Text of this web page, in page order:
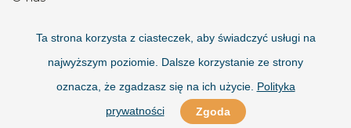
Ta strona korzysta z ciasteczek, aby świadczyć usługi na
najwyższym poziomie. Dalsze korzystanie ze strony
oznacza, że zgadzasz się na ich użycie. Polityka
prywatności
Zgoda